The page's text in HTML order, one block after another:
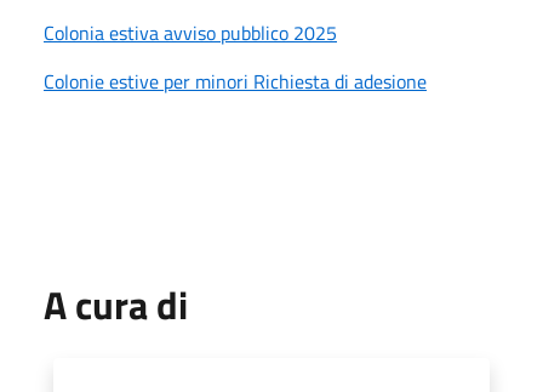
Colonia estiva avviso pubblico 2025
Colonie estive per minori Richiesta di adesione
A cura di